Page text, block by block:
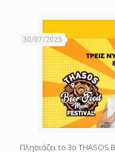
30/07/2025
Πλησιάζει το 3o THASOS